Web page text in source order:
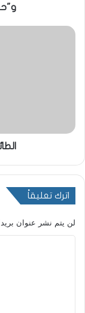
اترك تعليقاً
لن يتم نشر عنوان